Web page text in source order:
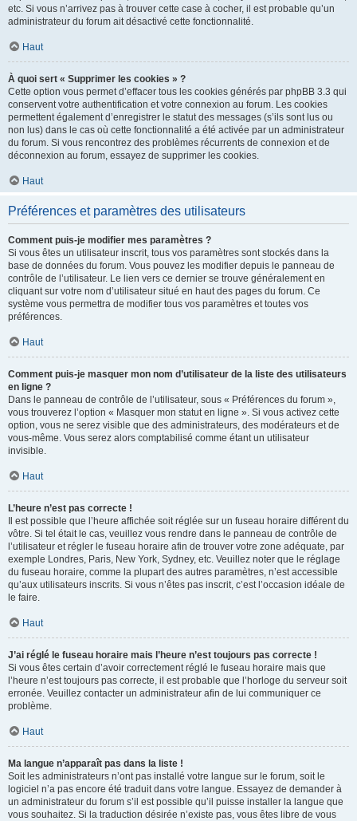
etc. Si vous n’arrivez pas à trouver cette case à cocher, il est probable qu’un
administrateur du forum ait désactivé cette fonctionnalité.
Haut
À quoi sert « Supprimer les cookies » ?
Cette option vous permet d’effacer tous les cookies générés par phpBB 3.3 qui
conservent votre authentification et votre connexion au forum. Les cookies
permettent également d’enregistrer le statut des messages (s’ils sont lus ou
non lus) dans le cas où cette fonctionnalité a été activée par un administrateur
du forum. Si vous rencontrez des problèmes récurrents de connexion et de
déconnexion au forum, essayez de supprimer les cookies.
Haut
Préférences et paramètres des utilisateurs
Comment puis-je modifier mes paramètres ?
Si vous êtes un utilisateur inscrit, tous vos paramètres sont stockés dans la
base de données du forum. Vous pouvez les modifier depuis le panneau de
contrôle de l’utilisateur. Le lien vers ce dernier se trouve généralement en
cliquant sur votre nom d’utilisateur situé en haut des pages du forum. Ce
système vous permettra de modifier tous vos paramètres et toutes vos
préférences.
Haut
Comment puis-je masquer mon nom d’utilisateur de la liste des utilisateurs
en ligne ?
Dans le panneau de contrôle de l’utilisateur, sous « Préférences du forum »,
vous trouverez l’option « Masquer mon statut en ligne ». Si vous activez cette
option, vous ne serez visible que des administrateurs, des modérateurs et de
vous-même. Vous serez alors comptabilisé comme étant un utilisateur
invisible.
Haut
L’heure n’est pas correcte !
Il est possible que l’heure affichée soit réglée sur un fuseau horaire différent du
vôtre. Si tel était le cas, veuillez vous rendre dans le panneau de contrôle de
l’utilisateur et régler le fuseau horaire afin de trouver votre zone adéquate, par
exemple Londres, Paris, New York, Sydney, etc. Veuillez noter que le réglage
du fuseau horaire, comme la plupart des autres paramètres, n’est accessible
qu’aux utilisateurs inscrits. Si vous n’êtes pas inscrit, c’est l’occasion idéale de
le faire.
Haut
J’ai réglé le fuseau horaire mais l’heure n’est toujours pas correcte !
Si vous êtes certain d’avoir correctement réglé le fuseau horaire mais que
l’heure n’est toujours pas correcte, il est probable que l’horloge du serveur soit
erronée. Veuillez contacter un administrateur afin de lui communiquer ce
problème.
Haut
Ma langue n’apparaît pas dans la liste !
Soit les administrateurs n’ont pas installé votre langue sur le forum, soit le
logiciel n’a pas encore été traduit dans votre langue. Essayez de demander à
un administrateur du forum s’il est possible qu’il puisse installer la langue que
vous souhaitez. Si la traduction désirée n’existe pas, vous êtes libre de vous